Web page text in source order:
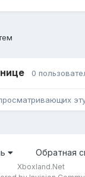
0
Обратная
Xboxland.Net